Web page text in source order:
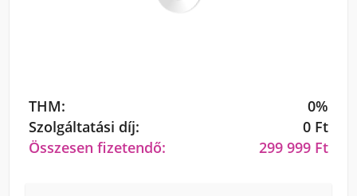
THM:
0%
Szolgáltatási díj:
0 Ft
Összesen fizetendő:
299 999 Ft